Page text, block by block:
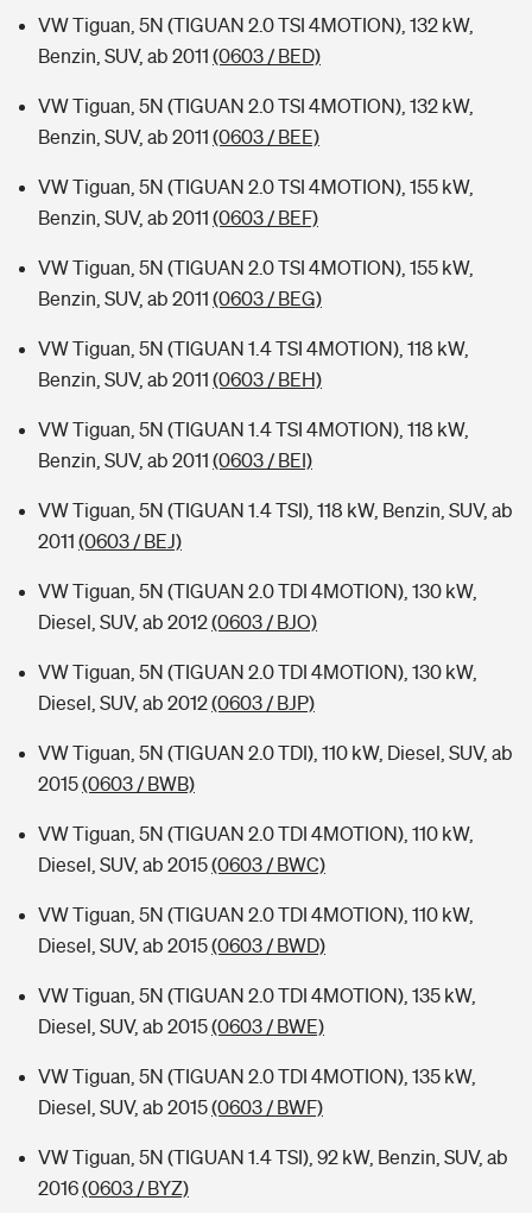
VW Tiguan, 5N (TIGUAN 2.0 TSI 4MOTION), 132 kW,
Benzin, SUV, ab 2011 (0603 / BED)
VW Tiguan, 5N (TIGUAN 2.0 TSI 4MOTION), 132 kW,
Benzin, SUV, ab 2011 (0603 / BEE)
VW Tiguan, 5N (TIGUAN 2.0 TSI 4MOTION), 155 kW,
Benzin, SUV, ab 2011 (0603 / BEF)
VW Tiguan, 5N (TIGUAN 2.0 TSI 4MOTION), 155 kW,
Benzin, SUV, ab 2011 (0603 / BEG)
VW Tiguan, 5N (TIGUAN 1.4 TSI 4MOTION), 118 kW,
Benzin, SUV, ab 2011 (0603 / BEH)
VW Tiguan, 5N (TIGUAN 1.4 TSI 4MOTION), 118 kW,
Benzin, SUV, ab 2011 (0603 / BEI)
VW Tiguan, 5N (TIGUAN 1.4 TSI), 118 kW, Benzin, SUV, ab
2011 (0603 / BEJ)
VW Tiguan, 5N (TIGUAN 2.0 TDI 4MOTION), 130 kW,
Diesel, SUV, ab 2012(0603 / BJO)
VW Tiguan, 5N (TIGUAN 2.0 TDI 4MOTION), 130 kW,
Diesel, SUV, ab 2012(0603 / BJP)
VW Tiguan, 5N (TIGUAN 2.0 TDI), 110 kW, Diesel, SUV, ab
2015(0603 / BWB)
VW Tiguan, 5N (TIGUAN 2.0 TDI 4MOTION), 110 kW,
Diesel, SUV, ab 2015(0603 / BWC)
VW Tiguan, 5N (TIGUAN 2.0 TDI 4MOTION), 110 kW,
Diesel, SUV, ab 2015(0603 / BWD)
VW Tiguan, 5N (TIGUAN 2.0 TDI 4MOTION), 135 kW,
Diesel, SUV, ab 2015(0603 / BWE)
VW Tiguan, 5N (TIGUAN 2.0 TDI 4MOTION), 135 kW,
Diesel, SUV, ab 2015(0603 / BWF)
VW Tiguan, 5N (TIGUAN 1.4 TSI), 92 kW, Benzin, SUV, ab
2016(0603 / BYZ)